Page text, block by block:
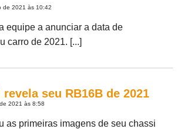
de 2021 às 10:42
equipe a anunciar a data de
carro de 2021. [...]
seu RB16B de 2021
2021 às 8:58
as primeiras imagens de seu chassi